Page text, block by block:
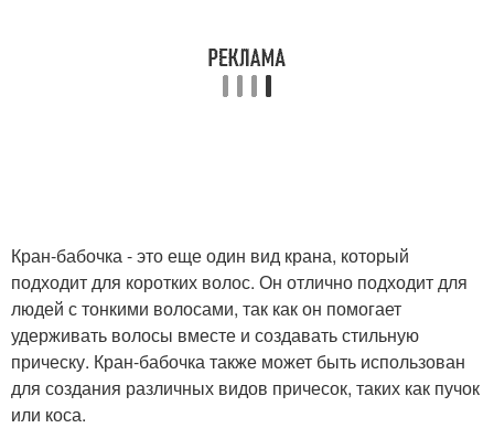
Кран-бабочка - это еще один вид крана, который
подходит для коротких волос. Он отлично подходит для
людей с тонкими волосами, так как он помогает
удерживать волосы вместе и создавать стильную
прическу. Кран-бабочка также может быть использован
для создания различных видов причесок, таких как пучок
или коса.